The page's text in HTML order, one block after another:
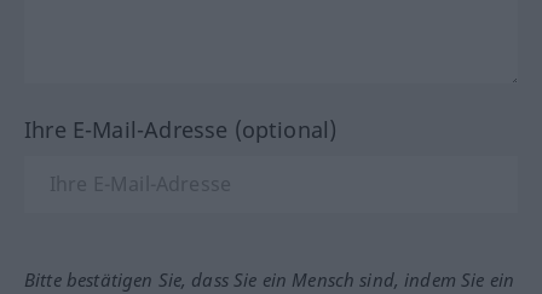
Ihre E-Mail-Adresse (optional)
Bitte bestätigen Sie, dass Sie ein Mensch sind, indem Sie ein